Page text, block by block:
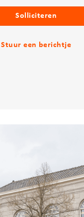
Solliciteren
Stuur een berichtje